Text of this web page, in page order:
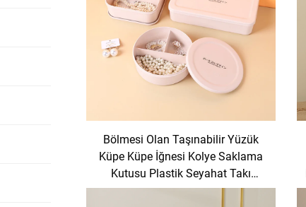
Bölmesi Olan Taşınabilir Yüzük
Küpe Küpe İğnesi Kolye Saklama
Kutusu Plastik Seyahat Takı
Kutusu Organizatörü